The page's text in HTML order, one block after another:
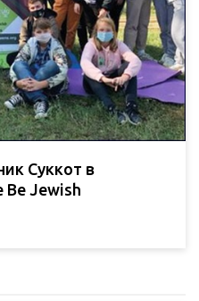
Суккот в
Be Jewish